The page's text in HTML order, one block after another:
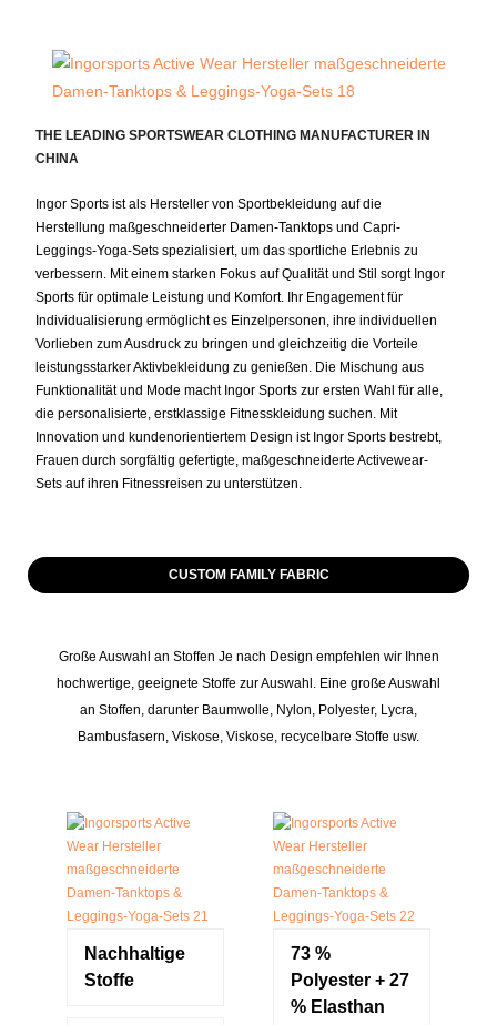
THE LEADING SPORTSWEAR CLOTHING MANUFACTURER IN
CHINA
Ingor Sports ist als Hersteller von Sportbekleidung auf die
Herstellung maßgeschneiderter Damen-Tanktops und Capri-
Leggings-Yoga-Sets spezialisiert, um das sportliche Erlebnis zu
verbessern. Mit einem starken Fokus auf Qualität und Stil sorgt Ingor
Sports für optimale Leistung und Komfort. Ihr Engagement für
Individualisierung ermöglicht es Einzelpersonen, ihre individuellen
Vorlieben zum Ausdruck zu bringen und gleichzeitig die Vorteile
leistungsstarker Aktivbekleidung zu genießen. Die Mischung aus
Funktionalität und Mode macht Ingor Sports zur ersten Wahl für alle,
die personalisierte, erstklassige Fitnesskleidung suchen. Mit
Innovation und kundenorientiertem Design ist Ingor Sports bestrebt,
Frauen durch sorgfältig gefertigte, maßgeschneiderte Activewear-
Sets auf ihren Fitnessreisen zu unterstützen.
CUSTOM FAMILY FABRIC
Große Auswahl an Stoffen Je nach Design empfehlen wir Ihnen
hochwertige, geeignete Stoffe zur Auswahl. Eine große Auswahl
an Stoffen, darunter Baumwolle, Nylon, Polyester, Lycra,
Bambusfasern, Viskose, Viskose, recycelbare Stoffe usw.
Nachhaltige
Stoffe
73 %
Polyester + 27
% Elasthan